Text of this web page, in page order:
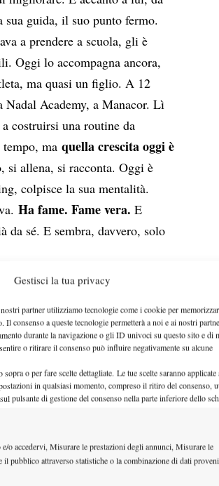
Gestisci la tua privacy
partner utilizziamo tecnologie come i cookie per
consenso a queste tecnologie permetterà a noi e ai nostri
durante la navigazione o gli ID univoci su questo sito e di
o ritirare il consenso può influire negativamente su alcune
o per fare scelte dettagliate. Le tue scelte saranno applicate
in qualsiasi momento, compreso il ritiro del consenso,
pulsante di gestione del consenso nella parte inferiore dello
o accedervi, Misurare le prestazioni degli annunci, Misurare le
il pubblico attraverso statistiche o la combinazione di dati
guida, il suo punto fermo.
a prendere a scuola, gli è
Oggi lo accompagna ancora,
ma quasi un figlio. A 12
Nadal Academy, a Manacor. Lì
costruirsi una routine da
tempo, maquella crescita oggi è
si allena, si racconta. Oggi è
colpisce la sua mentalità.
Ha fame. Fame vera.E
da sé. E sembra, davvero, solo
a tennis?